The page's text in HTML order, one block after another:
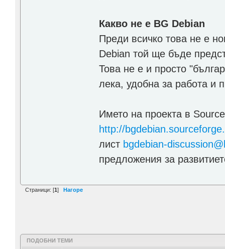
Какво не е BG Debian
Преди всичко това не е
Debian той ще бъде
Това не е и просто
лека, удобна за работа и
Името на проекта в
http://
лист bgdebian-
предложения за
Страници: [1] Нагоре
ПОДОБНИ ТЕМИ